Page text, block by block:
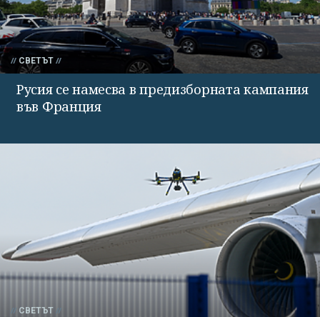
СВЕТЪТ
Русия се намесва в предизборната кампания
във Франция
СВЕТЪТ